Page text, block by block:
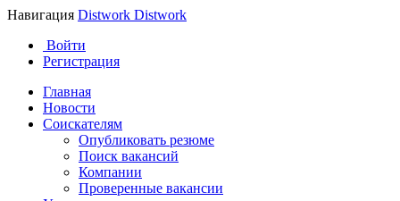
Навигация Distwork Distwork
Войти
Регистрация
Главная
Новости
Соискателям
Опубликовать резюме
Поиск вакансий
Компании
Проверенные вакансии